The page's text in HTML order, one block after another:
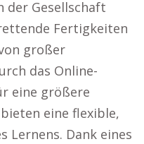
der Gesellschaft
Fertigkeiten
großer
das Online-
eine größere
eine flexible,
Lernens. Dank eines